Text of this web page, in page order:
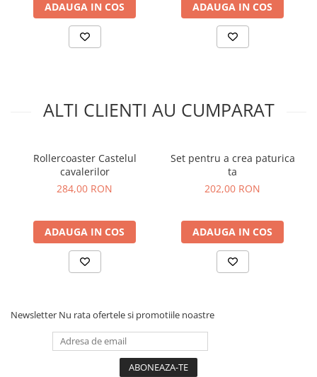
ADAUGA IN COS ADAUGA IN COS
ALTI CLIENTI AU CUMPARAT
Rollercoaster Castelul
cavalerilor
284,00 RON
ADAUGA IN COS
Set pentru a crea paturica
ta
202,00 RON
ADAUGA IN COS
Newsletter Nu rata ofertele si promotiile noastre